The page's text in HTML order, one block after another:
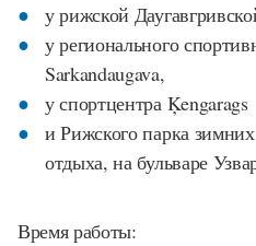
у рижской
у регионального
Sarkandaugava,
у спортцентра Ķengarags
и Рижского парка
отдыха, на бульваре
Время работы: